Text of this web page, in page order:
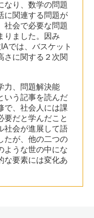
なり、数学の問題
に関連する問題が
社会で必要な問題
りました。因み
では、バスケット
さに関する２次関
力、問題解決能
いう記事を読んだ
で、社会人には課
要だと学んだこと
社会が進展して語
たが、他の二つの
ような世の中にな
な要素には変化あ